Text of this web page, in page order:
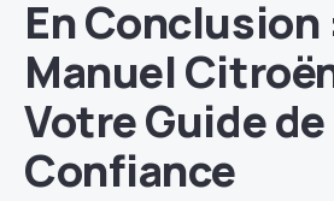
En Conclusion
Manuel
Votre Guide de
Confiance